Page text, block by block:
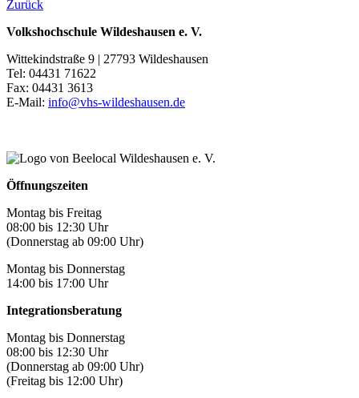
Zurück
Volkshochschule Wildeshausen e. V.
Wittekindstraße 9 | 27793 Wildeshausen
Tel: 04431 71622
Fax: 04431 3613
E-Mail: info@vhs-wildeshausen.de
Öffnungszeiten
Montag bis Freitag
08:00 bis 12:30 Uhr
(Donnerstag ab 09:00 Uhr)
Montag bis Donnerstag
14:00 bis 17:00 Uhr
Integrationsberatung
Montag bis Donnerstag
08:00 bis 12:30 Uhr
(Donnerstag ab 09:00 Uhr)
(Freitag bis 12:00 Uhr)